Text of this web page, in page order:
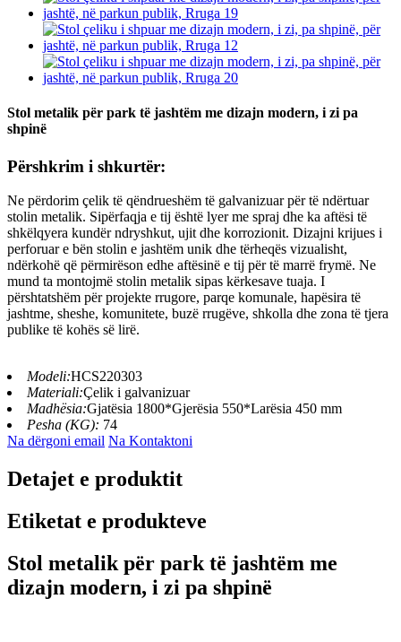
Stol metalik për park të jashtëm me dizajn modern, i zi pa
shpinë
Përshkrim i shkurtër:
Ne përdorim çelik të qëndrueshëm të galvanizuar për të ndërtuar
stolin metalik. Sipërfaqja e tij është lyer me spraj dhe ka aftësi të
shkëlqyera kundër ndryshkut, ujit dhe korrozionit. Dizajni krijues i
perforuar e bën stolin e jashtëm unik dhe tërheqës vizualisht,
ndërkohë që përmirëson edhe aftësinë e tij për të marrë frymë. Ne
mund ta montojmë stolin metalik sipas kërkesave tuaja. I
përshtatshëm për projekte rrugore, parqe komunale, hapësira të
jashtme, sheshe, komunitete, buzë rrugëve, shkolla dhe zona të tjera
publike të kohës së lirë.
Modeli:HCS220303
Materiali:Çelik i galvanizuar
Madhësia:Gjatësia 1800*Gjerësia 550*Larësia 450 mm
Pesha (KG): 74
Na dërgoni email Na Kontaktoni
Detajet e produktit
Etiketat e produkteve
Stol metalik për park të jashtëm me
dizajn modern, i zi pa shpinë